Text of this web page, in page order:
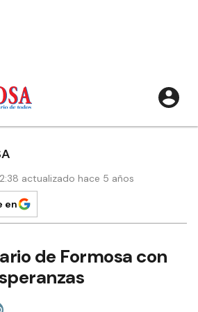
actualizado hace 5 años
en
de Formosa con